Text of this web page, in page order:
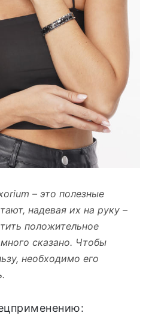
– это полезные
надевая их на руку –
положительное
сказано. Чтобы
необходимо его